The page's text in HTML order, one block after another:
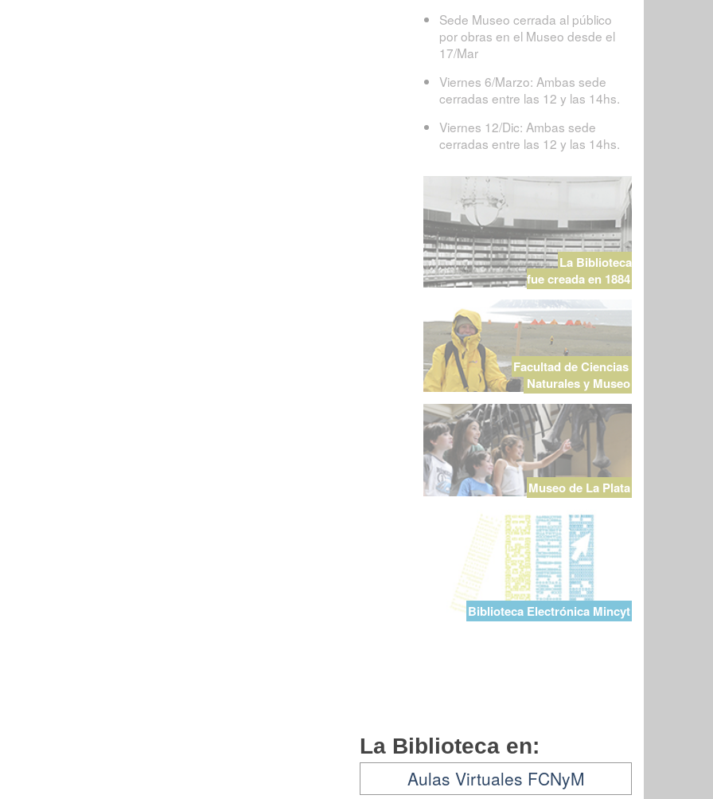
Sede Museo cerrada al público
por obras en el Museo desde el
17/Mar
Viernes 6/Marzo: Ambas sede
cerradas entre las 12 y las 14hs.
Viernes 12/Dic: Ambas sede
cerradas entre las 12 y las 14hs.
La Biblioteca
fue creada en 1884
Facultad de Ciencias
Naturales y Museo
Museo de La Plata
Biblioteca Electrónica Mincyt
La Biblioteca en:
Aulas Virtuales FCNyM